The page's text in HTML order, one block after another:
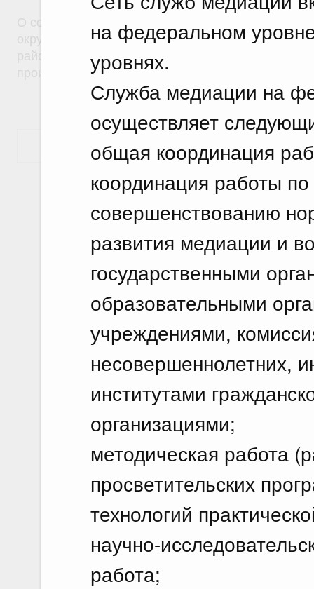
на федеральном
уровнях.
Служба медиации на
осуществляет
общая координация
координация работы
совершенствованию
развития медиации и
государственными
образовательными
учреждениями,
несовершеннолетних,
институтами
организациями;
методическая работа
просветительских
технологий
научно-
работа;
О создании на территориях муниципальных
округ город Саяногорск Республики Хакасия и
район Республики Хакасия особой
производственного типа
Показать еще